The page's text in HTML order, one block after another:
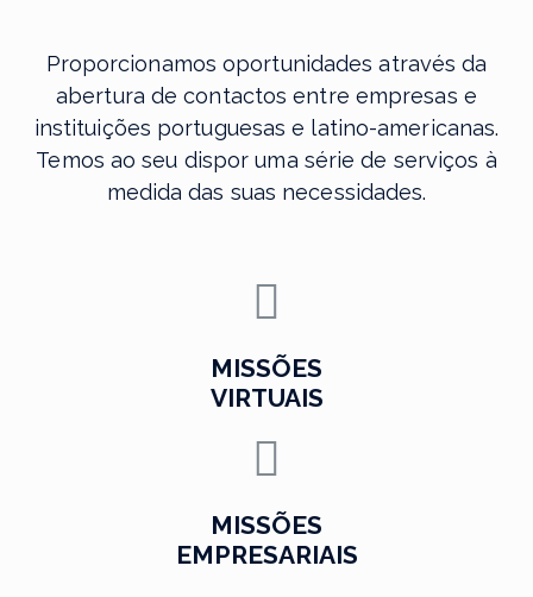
Proporcionamos oportunidades através da
abertura de contactos entre empresas e
instituições portuguesas e latino-americanas.
Temos ao seu dispor uma série de serviços à
medida das suas necessidades.
MISSÕES
VIRTUAIS
MISSÕES
EMPRESARIAIS